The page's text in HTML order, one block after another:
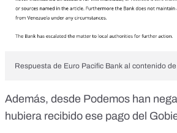
Respuesta de Euro Pacific Bank al contenido de
Además, desde Podemos han
hubiera recibido ese pago del